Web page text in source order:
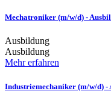
Mechatroniker (m/w/d) -
Ausbildung
Ausbildung
Mehr erfahren
Industriemechaniker (m/w/d) -